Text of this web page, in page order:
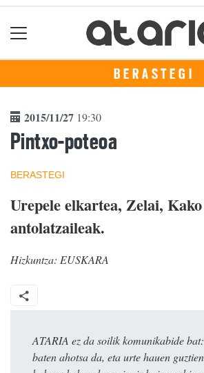
BERASTEGI
2015/11/27 19:30
Pintxo-poteoa
BERASTEGI
Urepele elkartea, Zelai,
antolatzaileak.
Hizkuntza: EUSKARA
ATARIA ez da soilik komunikabide
baten ahotsa da, eta urte hauen